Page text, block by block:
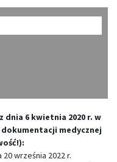
6 kwietnia 2020 r. w
medycznej
września 2022 r.